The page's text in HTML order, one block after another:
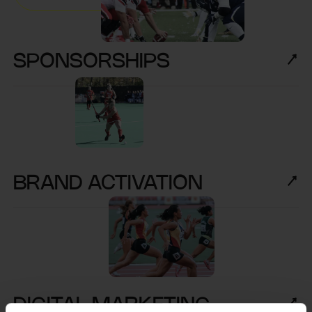
SPONSORSHIPS
BRAND ACTIVATION
DIGITAL MARKETING